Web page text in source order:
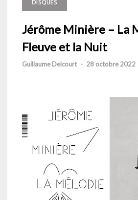
DISQUES
Jérôme Minière – La
Fleuve et la Nuit
Guillaume Delcourt - 28 octobre 2022